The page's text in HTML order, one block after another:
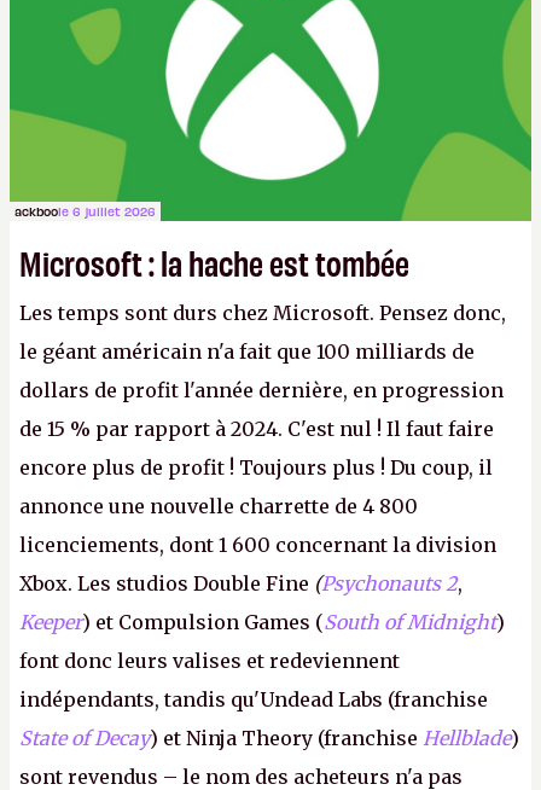
ackboole 6 juillet 2026
Microsoft : la hache est tombée
Les temps sont durs chez Microsoft. Pensez donc,
le géant américain n'a fait que 100 milliards de
dollars de profit l'année dernière, en progression
de 15 % par rapport à 2024. C'est nul ! Il faut faire
encore plus de profit ! Toujours plus ! Du coup, il
annonce une nouvelle charrette de 4 800
licenciements, dont 1 600 concernant la division
Xbox. Les studios Double Fine (Psychonauts 2,
Keeper) et Compulsion Games (South of Midnight)
font donc leurs valises et redeviennent
indépendants, tandis qu'Undead Labs (franchise
State of Decay) et Ninja Theory (franchise Hellblade)
sont revendus – le nom des acheteurs n'a pas